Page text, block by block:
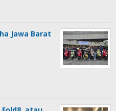
Jawa Barat